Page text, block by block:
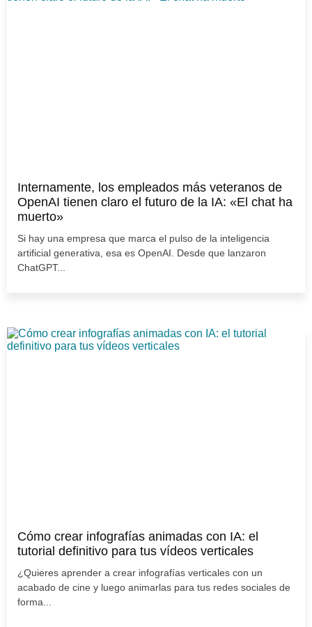
Internamente, los empleados más veteranos de
OpenAI tienen claro el futuro de la IA: «El chat ha
muerto»
Si hay una empresa que marca el pulso de la inteligencia
artificial generativa, esa es OpenAI. Desde que lanzaron
ChatGPT...
Cómo crear infografías animadas con IA: el
tutorial definitivo para tus vídeos verticales
¿Quieres aprender a crear infografías verticales con un
acabado de cine y luego animarlas para tus redes sociales de
forma...